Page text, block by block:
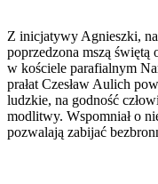
Z inicjatywy Agnieszki,
poprzedzona mszą świętą
w kościele parafialnym
prałat Czesław Aulich
ludzkie, na godność
modlitwy. Wspomniał o
pozwalają zabijać